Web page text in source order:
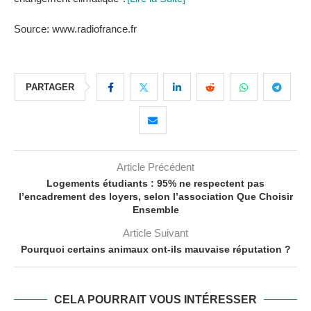
Source: www.radiofrance.fr
PARTAGER
Article Précédent
Logements étudiants : 95% ne respectent pas
l’encadrement des loyers, selon l’association Que Choisir
Ensemble
Article Suivant
Pourquoi certains animaux ont-ils mauvaise réputation ?
CELA POURRAIT VOUS INTÉRESSER